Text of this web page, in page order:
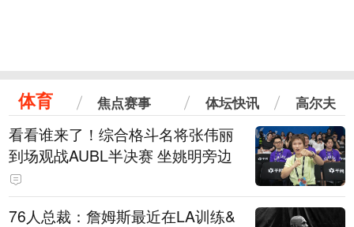
体育 焦点赛事 体坛快讯 高尔夫
看看谁来了！综合格斗名将张伟丽
到场观战AUBL半决赛 坐姚明旁边
76人总裁：詹姆斯最近在LA训练&